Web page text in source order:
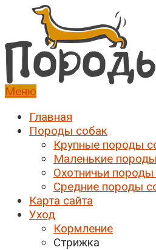
Породы собак
Породы собак с фото,
Меню
Главная
Породы собак
Крупные породы
Маленькие
Охотничьи
Средние породы
Карта сайта
Уход
Кормление
Стрижка